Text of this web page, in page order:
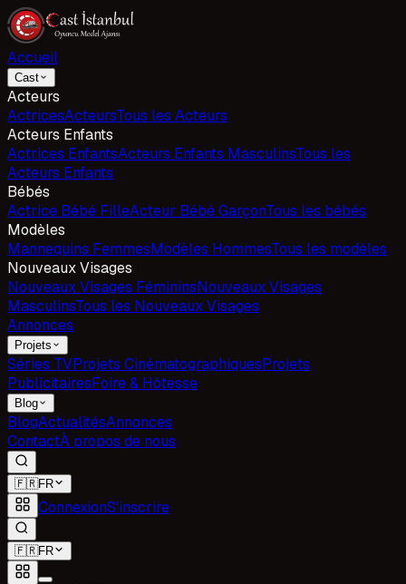
Accueil
Cast
Acteurs
ActricesActeursTous les Acteurs
Acteurs Enfants
Actrices EnfantsActeurs Enfants MasculinsTous les
Acteurs Enfants
Bébés
Actrice Bébé FilleActeur Bébé GarçonTous les bébés
Modèles
Mannequins FemmesModèles HommesTous les modèles
Nouveaux Visages
Nouveaux Visages FémininsNouveaux Visages
MasculinsTous les Nouveaux Visages
Annonces
Projets
Séries TVProjets CinématographiquesProjets
PublicitairesFoire & Hôtesse
Blog
BlogActualitésAnnonces
ContactÀ propos de nous
🇫🇷FR
ConnexionS'inscrire
🇫🇷FR